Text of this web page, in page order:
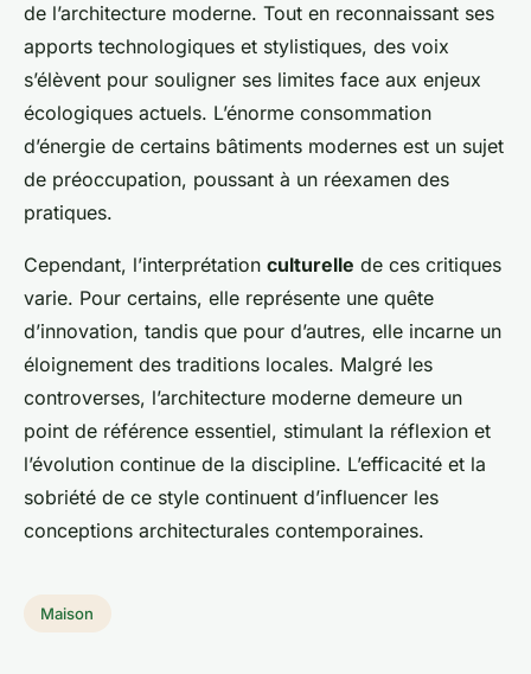
de l’architecture moderne. Tout en reconnaissant ses
apports technologiques et stylistiques, des voix
s’élèvent pour souligner ses limites face aux enjeux
écologiques actuels. L’énorme consommation
d’énergie de certains bâtiments modernes est un sujet
de préoccupation, poussant à un réexamen des
pratiques.
Cependant, l’interprétation culturelle de ces critiques
varie. Pour certains, elle représente une quête
d’innovation, tandis que pour d’autres, elle incarne un
éloignement des traditions locales. Malgré les
controverses, l’architecture moderne demeure un
point de référence essentiel, stimulant la réflexion et
l’évolution continue de la discipline. L’efficacité et la
sobriété de ce style continuent d’influencer les
conceptions architecturales contemporaines.
Maison